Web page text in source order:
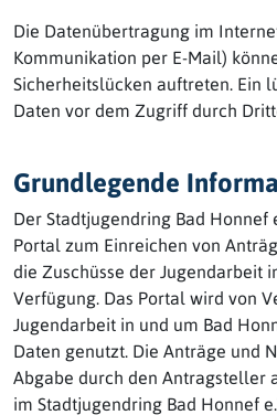
Die Datenübertragung im
Kommunikation per E-Mail)
Sicherheitslücken auftreten. Ein
Daten vor dem Zugriff durch
Grundlegende
Der Stadtjugendring Bad Honnef
Portal zum Einreichen von
die Zuschüsse der Jugendarbeit
Verfügung. Das Portal wird von
Jugendarbeit in und um Bad
Daten genutzt. Die Anträge und
Abgabe durch den Antragsteller
im Stadtjugendring Bad Honnef